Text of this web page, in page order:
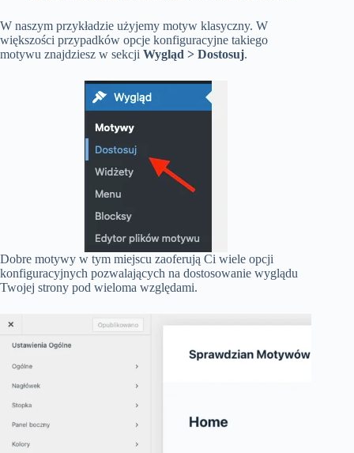
W naszym przykładzie użyjemy motyw klasyczny. W
większości przypadków opcje konfiguracyjne takiego
motywu znajdziesz w sekcji Wygląd > Dostosuj.
Dobre motywy w tym miejscu zaoferują Ci wiele opcji
konfiguracyjnych pozwalających na dostosowanie wyglądu
Twojej strony pod wieloma względami.